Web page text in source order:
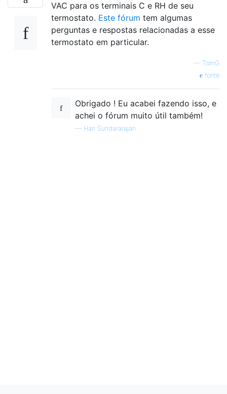
VAC para os terminais C e RH de seu
termostato. Este fórum tem algumas
perguntas e respostas relacionadas a esse
termostato em particular.
— TomG
fonte
Obrigado ! Eu acabei fazendo isso, e
achei o fórum muito útil também!
— Hari Sundararajan